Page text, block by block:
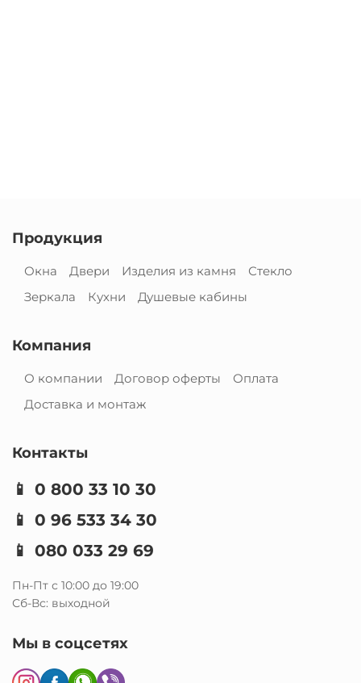
Продукция
Окна Двери Изделия из камня
Стекло
Зеркала
Кухни Душевые кабины
Компания
О компании Договор оферты
Оплата
Доставка и монтаж
Контакты
📱 0 800 33 10 30
📱 0 96 533 34 30
📱 080 033 29 69
Пн-Пт с 10:00 до 19:00
Сб-Вс: выходной
Мы в соцсетях